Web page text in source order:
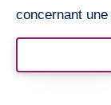
concernant